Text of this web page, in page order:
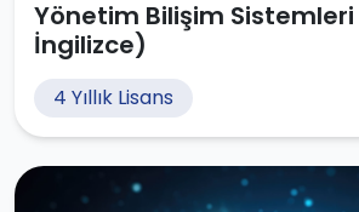
Yönetim Bilişim Sistemleri
İngilizce)
4 Yıllık Lisans